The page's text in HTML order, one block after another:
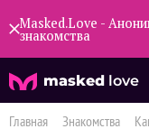
Masked.Love -
знакомства
masked love
Главная Знакомства